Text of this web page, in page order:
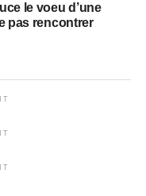
le voeu d’une
pas rencontrer